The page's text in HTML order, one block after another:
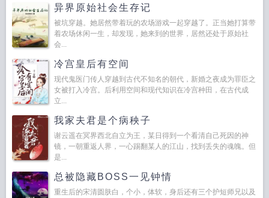
异界原始社会生存记
被坑穿越。她居然带着玩的农场游戏一起穿越了。正当她打算带
着农场休闲一生，却发现，她来到的世界，居然还处于原始社
会...
冷宫皇后有空间
现代鬼医门传人穿越到古代不知名的朝代，新婚之夜成为罪臣之
女被打入冷宫。后利用空间和现代知识在冷宫种田，在古代成
立...
我家夫君是个病秧子
谢云遥在冥界西北自立为王，某日得到一个看清自己死因的神
镜，一朝重返人界，一心踢翻某人的江山，找到丢失的魂魄。但
是...
总被隐藏BOSS一见钟情
重生后的宋清圆肤白，个小，体软，身后还有三个护短师兄以及